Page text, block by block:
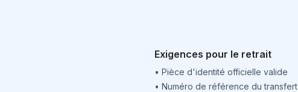
Exigences pour le retrait
• Pièce d'identité officielle valide
• Numéro de référence du transfert